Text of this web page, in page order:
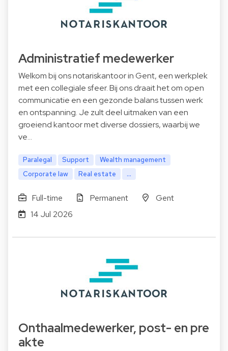
Administratief medewerker
Welkom bij ons notariskantoor in Gent, een werkplek
met een collegiale sfeer. Bij ons draait het om open
communicatie en een gezonde balans tussen werk
en ontspanning. Je zult deel uitmaken van een
groeiend kantoor met diverse dossiers, waarbij we
ve…
Paralegal Support
Wealth management
Corporate law
Real estate ...
Full-time Permanent
Gent
14 Jul 2026
Onthaalmedewerker, post- en pre
akte